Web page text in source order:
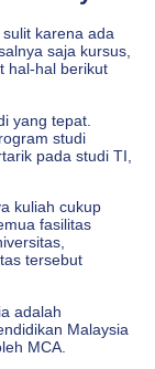
karena ada
saja kursus,
hal-hal berikut
yang tepat.
studi
pada studi TI,
kuliah cukup
fasilitas
tersebut
adalah
Malaysia
MCA.